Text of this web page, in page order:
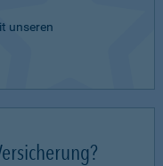
unseren